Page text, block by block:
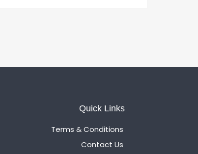
Quick Links
Terms & Conditions
Contact Us